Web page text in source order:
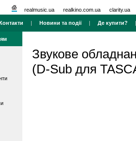
realmusic.ua realkino.com.ua clarity.ua
| Новини та події| Де купити?
Звукове
(D-Sub для